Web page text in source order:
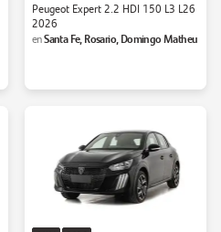
Peugeot Expert 2.2 HDI 150 L3 L26
2026
enSanta Fe, Rosario, Domingo Matheu